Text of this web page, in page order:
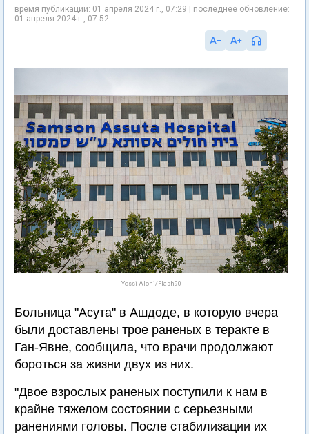
время публикации: 01 апреля 2024 г., 07:29 | последнее обновление:
01 апреля 2024 г., 07:52
Yossi Aloni/Flash90
Больница "Асута" в Ашдоде, в которую вчера
были доставлены трое раненых в теракте в
Ган-Явне, сообщила, что врачи продолжают
бороться за жизни двух из них.
"Двое взрослых раненых поступили к нам в
крайне тяжелом состоянии с серьезными
ранениями головы. После стабилизации их